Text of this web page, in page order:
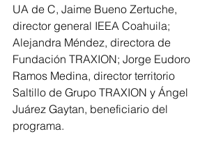
UA de C, Jaime Bueno Zertuche,
director general IEEA Coahuila;
Alejandra Méndez, directora de
Fundación TRAXION; Jorge Eudoro
Ramos Medina, director territorio
Saltillo de Grupo TRAXION y Ángel
Juárez Gaytan, beneficiario del
programa.